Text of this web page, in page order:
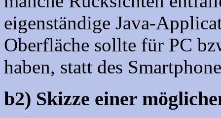
eigenständige Java-
Oberfläche sollte für PC
haben, statt des
b2) Skizze einer